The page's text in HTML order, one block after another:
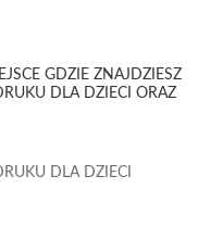
GDZIE ZNAJDZIESZ
DLA DZIECI ORAZ
DLA DZIECI